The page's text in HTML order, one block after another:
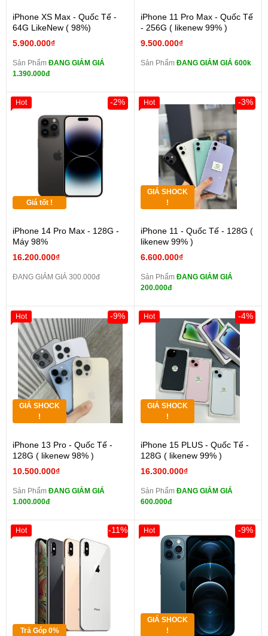
iPhone XS Max - Quốc Tế -
64G LikeNew ( 98%)
5.900.000₫
Sản Phẩm ĐANG GIẢM GIÁ
1.390.000đ
iPhone 11 Pro Max - Quốc Tế
- 256G ( likenew 99% )
9.500.000₫
Sản Phẩm ĐANG GIẢM GIÁ 600k
Giá tốt !
iPhone 14 Pro Max - 128G -
Máy 98%
16.200.000₫
-2%
ĐANG GIẢM GIÁ 300.000đ
Hot
GIÁ SHOCK
!
iPhone 11 - Quốc Tế - 128G (
likenew 99% )
6.600.000₫
-3%
Sản Phẩm ĐANG GIẢM GIÁ
200.000đ
Hot
GIÁ SHOCK
!
iPhone 13 Pro - Quốc Tế -
128G ( likenew 98% )
10.500.000₫
-9%
Sản Phẩm ĐANG GIẢM GIÁ
1.000.000đ
Hot
GIÁ SHOCK
!
iPhone 15 PLUS - Quốc Tế -
128G ( likenew 99% )
16.300.000₫
-4%
Sản Phẩm ĐANG GIẢM GIÁ
600.000đ
Hot
Trả Góp 0%
-11%
Hot
GIÁ SHOCK
!
-9%
Hot